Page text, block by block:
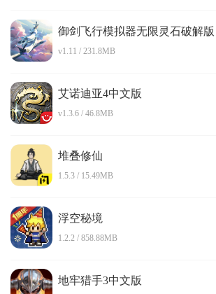
御剑飞行模拟器无限灵石破解版
v1.11 / 231.8MB
艾诺迪亚4中文版
v1.3.6 / 46.8MB
堆叠修仙
1.5.3 / 15.49MB
浮空秘境
1.2.2 / 858.88MB
地牢猎手3中文版